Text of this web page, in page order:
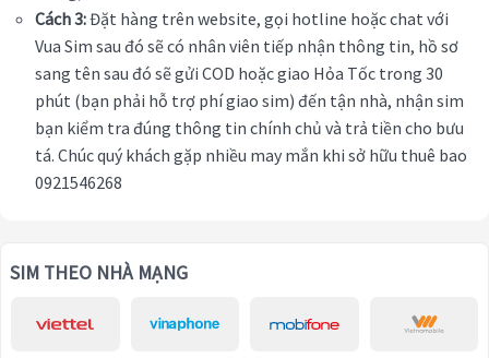
Cách 3:Đặt hàng trên website, gọi hotline hoặc chat với
Vua Sim sau đó sẽ có nhân viên tiếp nhận thông tin, hồ sơ
sang tên sau đó sẽ gửi COD hoặc giao Hỏa Tốc trong 30
phút (bạn phải hỗ trợ phí giao sim) đến tận nhà, nhận sim
bạn kiểm tra đúng thông tin chính chủ và trả tiền cho bưu
tá. Chúc quý khách gặp nhiều may mắn khi sở hữu thuê bao
0921546268
SIM THEO NHÀ MẠNG